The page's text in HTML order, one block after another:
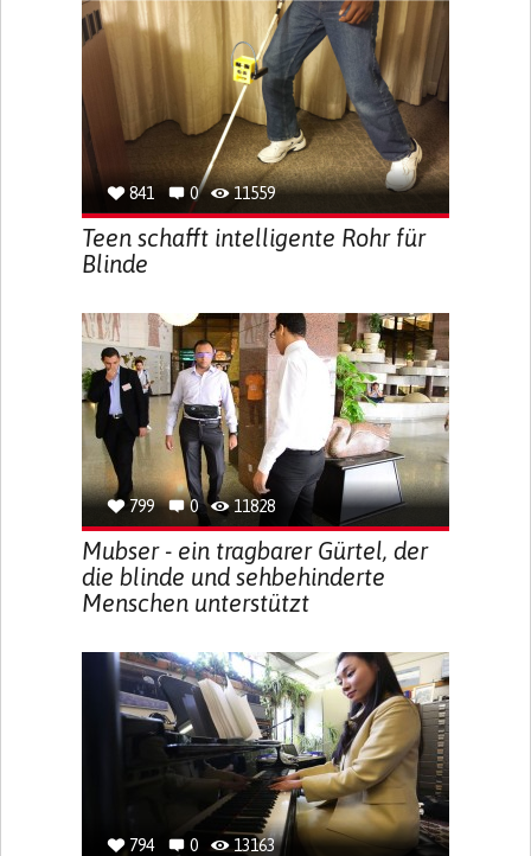
841 0 11559
Teen schafft intelligente Rohr für
Blinde
799 0 11828
Mubser - ein tragbarer Gürtel, der
die blinde und sehbehinderte
Menschen unterstützt
794 0 13163